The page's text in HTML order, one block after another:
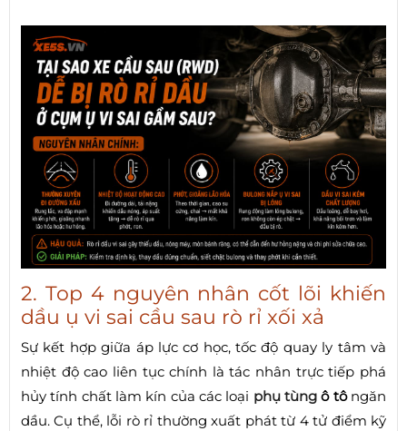
2. Top 4 nguyên nhân cốt lõi khiến
dầu ụ vi sai cầu sau rò rỉ xối xả
Sự kết hợp giữa áp lực cơ học, tốc độ quay ly tâm và
nhiệt độ cao liên tục chính là tác nhân trực tiếp phá
hủy tính chất làm kín của các loại phụ tùng ô tôngăn
dầu. Cụ thể, lỗi rò rỉ thường xuất phát từ 4 tử điểm kỹ